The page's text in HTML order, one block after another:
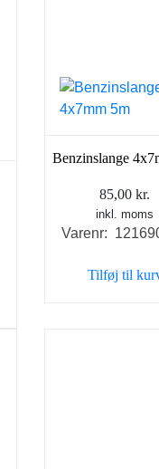
Benzinslange
85,00kr.
inkl. moms
Varenr:
Tilføj til